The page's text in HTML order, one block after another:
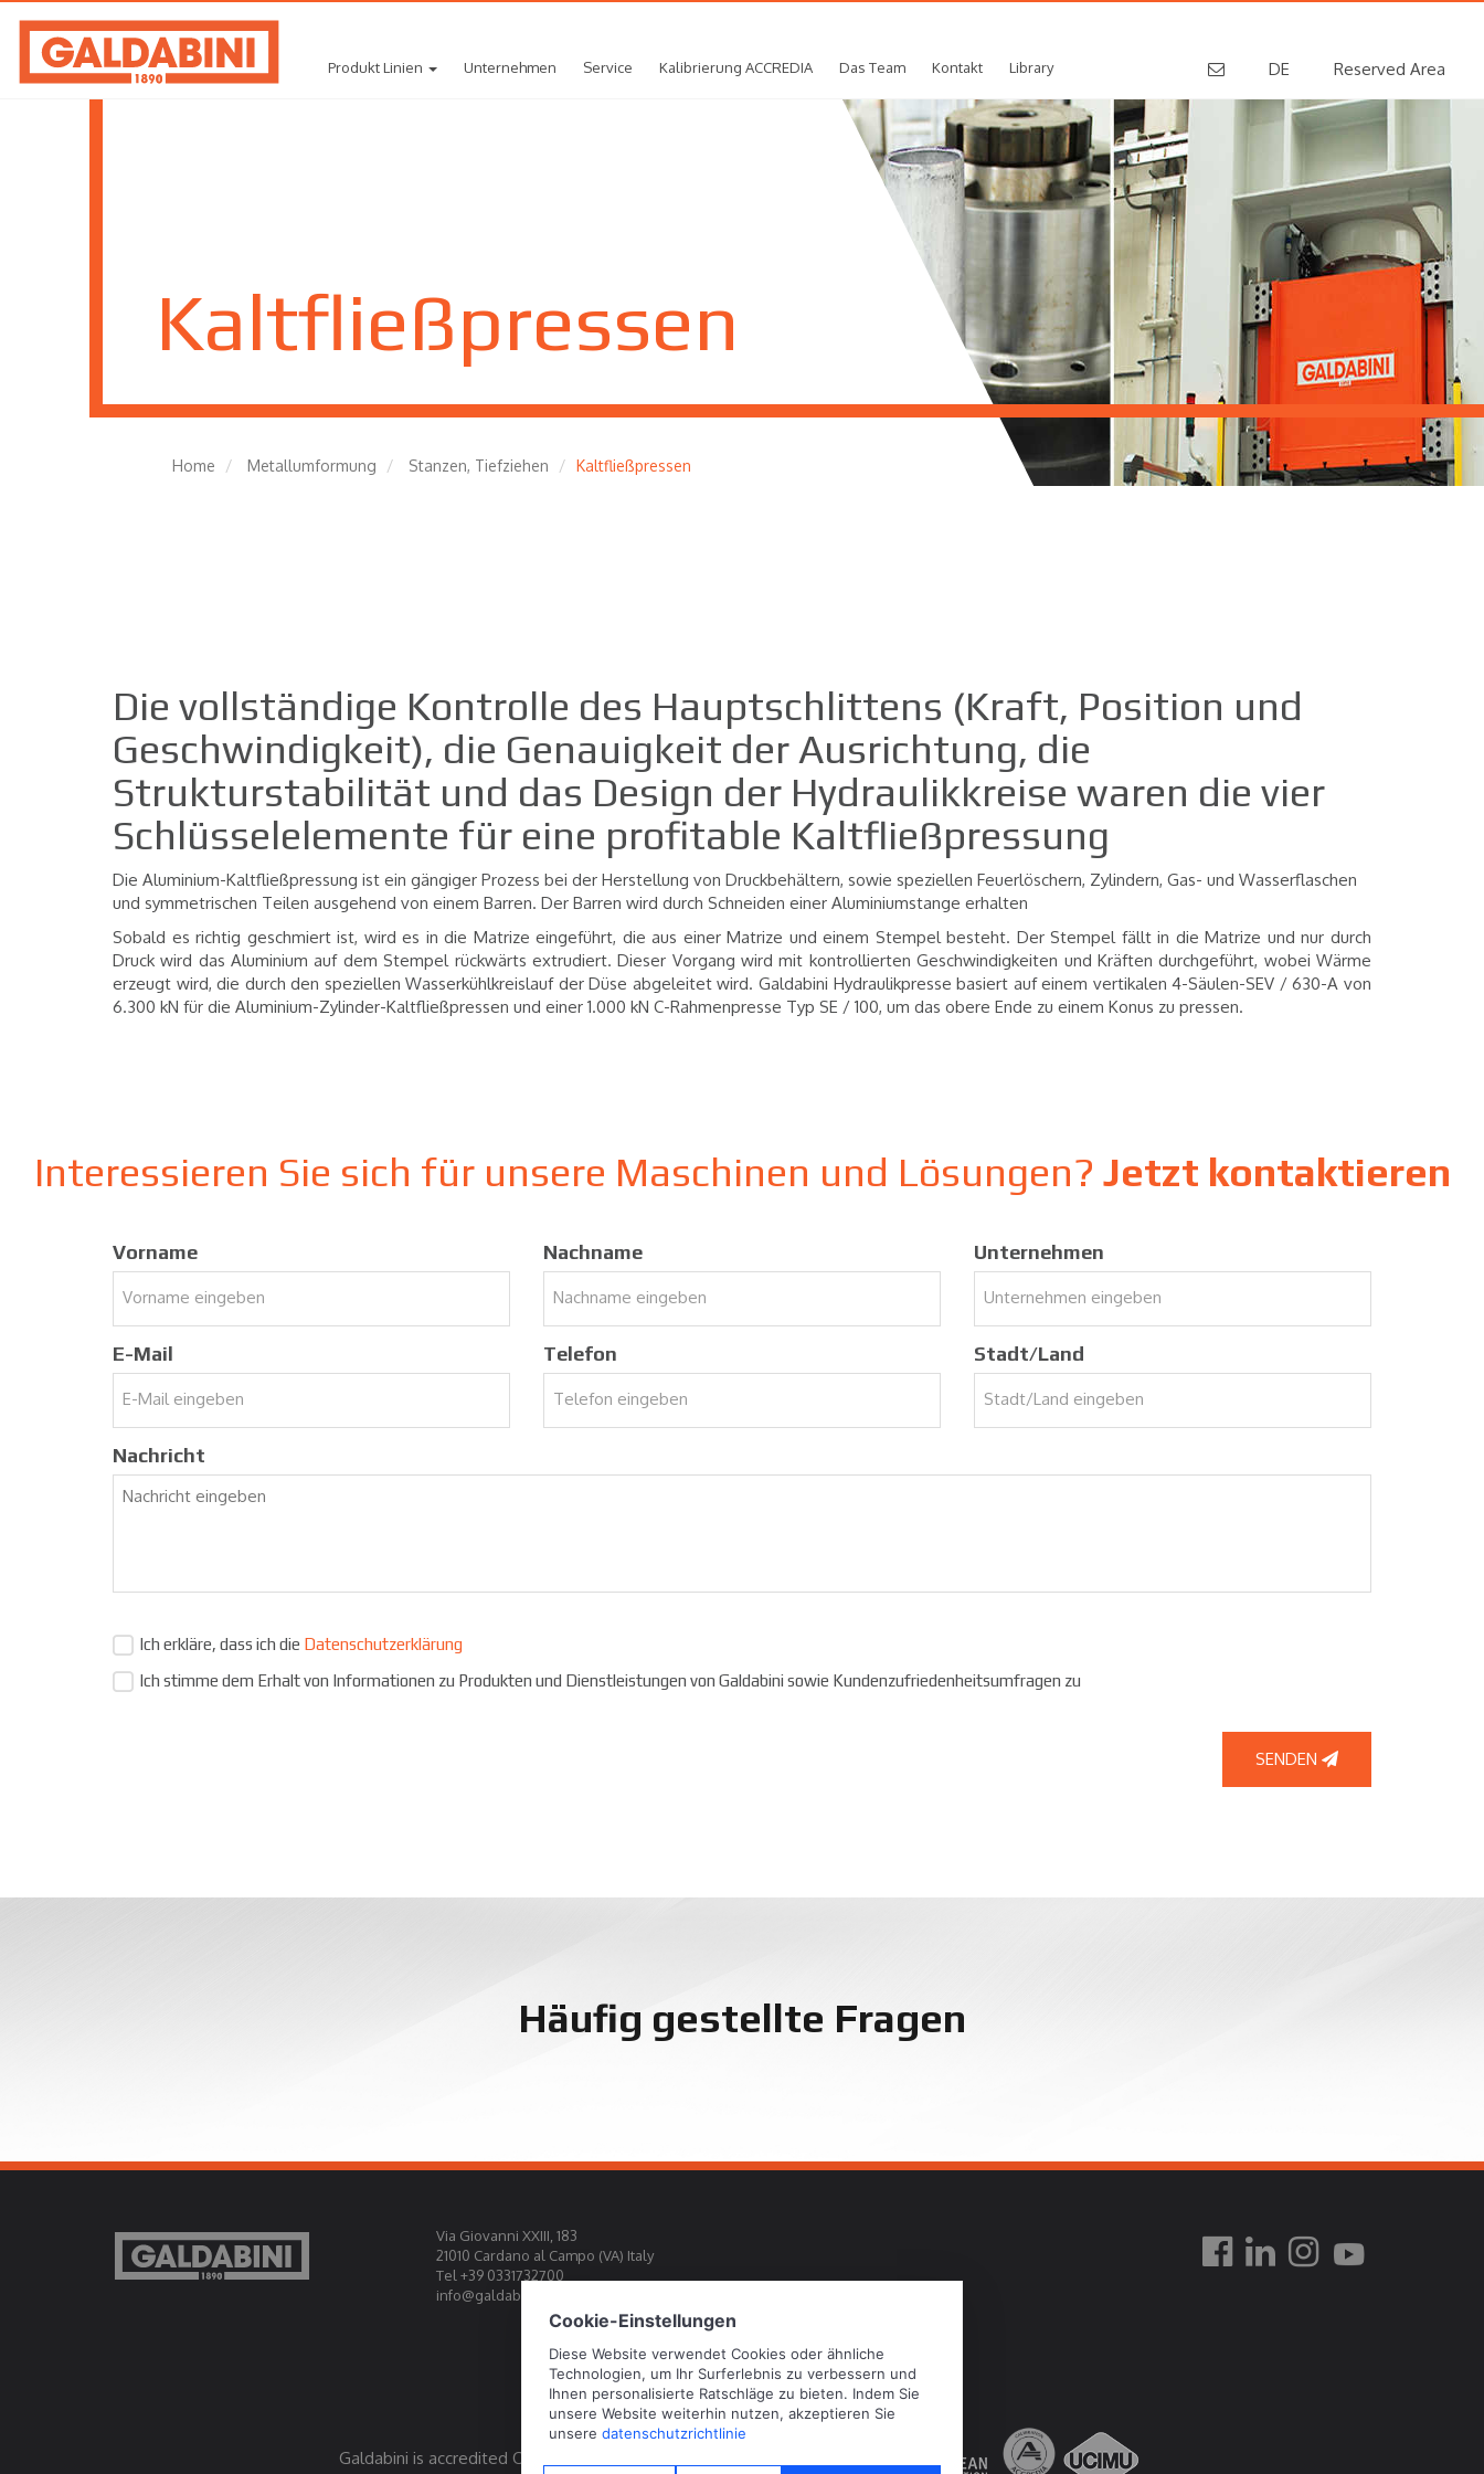
Produkt Linien Unternehmen Service Kalibrierung ACCREDIA Das Team Kontakt Library DE Reserved Area
Kaltfließpressen
Home Metallumformung Stanzen, Tiefziehen Kaltfließpressen
Die vollständige Kontrolle des Hauptschlittens (Kraft, Position und
Geschwindigkeit), die Genauigkeit der Ausrichtung, die
Strukturstabilität und das Design der Hydraulikkreise waren die vier
Schlüsselelemente für eine profitable Kaltfließpressung
Die Aluminium-Kaltfließpressung ist ein gängiger Prozess bei der Herstellung von Druckbehältern, sowie speziellen Feuerlöschern, Zylindern, Gas- und Wasserflaschen
und symmetrischen Teilen ausgehend von einem Barren. Der Barren wird durch Schneiden einer Aluminiumstange erhalten
Sobald es richtig geschmiert ist, wird es in die Matrize eingeführt, die aus einer Matrize und einem Stempel besteht. Der Stempel fällt in die Matrize und nur durch
Druck wird das Aluminium auf dem Stempel rückwärts extrudiert. Dieser Vorgang wird mit kontrollierten Geschwindigkeiten und Kräften durchgeführt, wobei Wärme
erzeugt wird, die durch den speziellen Wasserkühlkreislauf der Düse abgeleitet wird. Galdabini Hydraulikpresse basiert auf einem vertikalen 4-Säulen-SEV / 630-A von
6.300 kN für die Aluminium-Zylinder-Kaltfließpressen und einer 1.000 kN C-Rahmenpresse Typ SE / 100, um das obere Ende zu einem Konus zu pressen.
Interessieren Sie sich für unsere Maschinen und Lösungen? Jetzt kontaktieren
Vorname Nachname Unternehmen
E-Mail Telefon Stadt/Land
Nachricht
Ich erkläre, dass ich die Datenschutzerklärung
Ich stimme dem Erhalt von Informationen zu Produkten und Dienstleistungen von Galdabini sowie Kundenzufriedenheitsumfragen zu
SENDEN
Häufig gestellte Fragen
Via Giovanni XXIII, 183
21010 Cardano al Campo (VA) Italy
Tel +39 0331732700
info@galdabini.it
Galdabini is accredited Official Calibration Centre EA, IAF, ILAC